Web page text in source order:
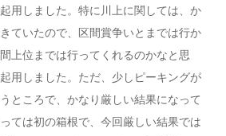
用しました。特に川上に関しては、か
ていたので、区間賞争いとまでは行か
上位までは行ってくれるのかなと思
用しました。ただ、少しピーキングが
ところで、かなり厳しい結果になって
ては初の箱根で、今回厳しい結果では